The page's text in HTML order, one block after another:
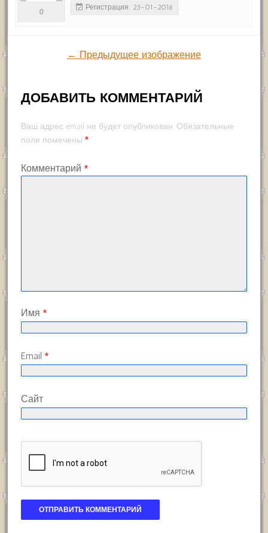
0
Регистрация: 23-01-2016
← Предыдущее изображение
ДОБАВИТЬ КОММЕНТАРИЙ
Ваш адрес email не будет опубликован. Обязательные
поля помечены *
Комментарий *
Имя *
Email *
Сайт